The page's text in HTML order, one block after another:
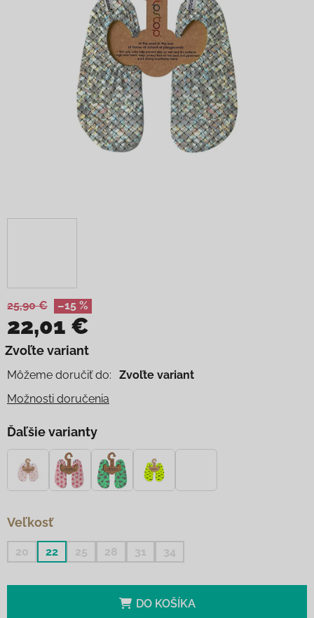
25,90 € –15 %
22,01 €
Jednotková cena:
Zvoľte variant
Môžeme doručiť do:
Zvoľte variant
Možnosti doručenia
Ďaľšie varianty
Veľkosť
20 22 25 28 31 34
DO KOŠÍKA